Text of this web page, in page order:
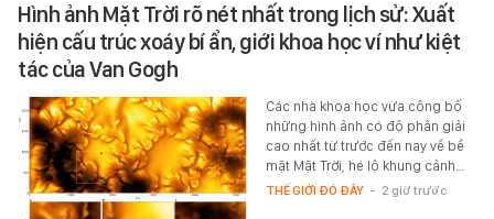
Hình ảnh Mặt Trời rõ nét nhất trong lịch sử: Xuất
hiện cấu trúc xoáy bí ẩn, giới khoa học ví như kiệt
tác của Van Gogh
Các nhà khoa học vừa công bố
những hình ảnh có độ phân giải
cao nhất từ trước đến nay về bề
mặt Mặt Trời, hé lộ khung cảnh…
THẾ GIỚI ĐÓ ĐÂY - 2 giờ trước